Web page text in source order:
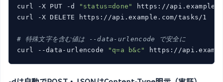
curl -X PUT -d
"status=done"
https://
curl -X DELETE https://api.example.com/tasks/1
# 特殊文字を含む値は --data-urlencode で安全に
curl --data-urlencode
"q=a b&c" https://